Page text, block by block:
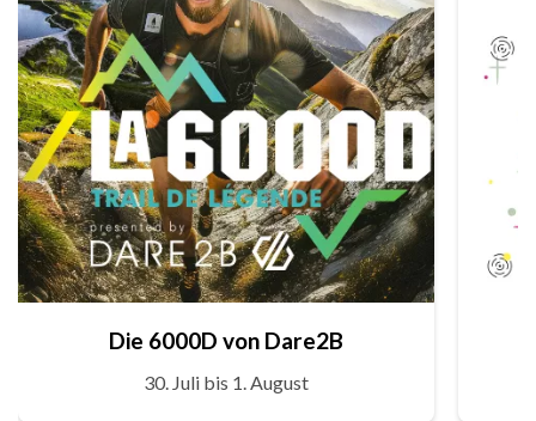
Die 6000D von Dare2B
30. Juli bis 1. August